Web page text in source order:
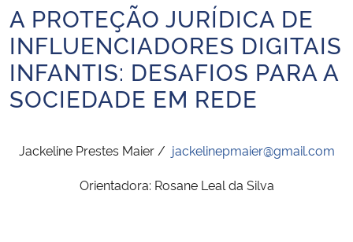
Ministério da Infraestrutura
Ministério da Agricultura, Pecuária e Abastecimento
Ministério da Educação
Início do conteúdo
A PROTEÇÃO JURÍDICA DE
INFLUENCIADORES DIGITAIS
INFANTIS: DESAFIOS PARA A
SOCIEDADE EM REDE
Jackeline Prestes Maier / jackelinepmaier@gmail.com
Orientadora: Rosane Leal da Silva